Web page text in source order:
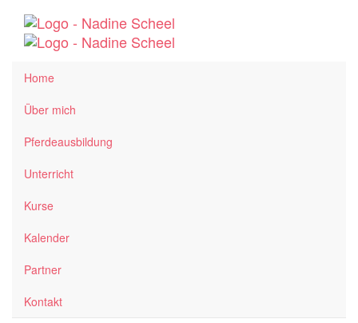
Home
Über mich
Pferdeausbildung
Unterricht
Kurse
Kalender
Partner
Kontakt